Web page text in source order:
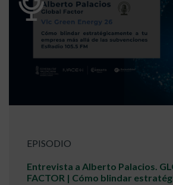
EPISODIO
Entrevista a Alberto Palacios.
FACTOR | Cómo blindar